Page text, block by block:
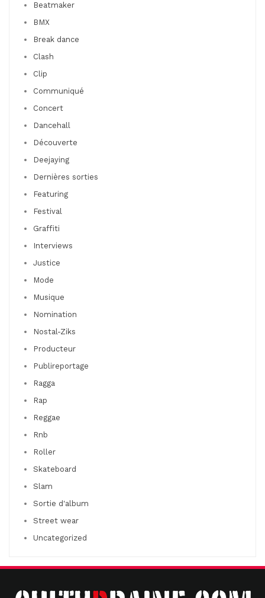
Beatmaker
BMX
Break dance
Clash
Clip
Communiqué
Concert
Dancehall
Découverte
Deejaying
Dernières sorties
Featuring
Festival
Graffiti
Interviews
Justice
Mode
Musique
Nomination
Nostal-Ziks
Producteur
Publireportage
Ragga
Rap
Reggae
Rnb
Roller
Skateboard
Slam
Sortie d'album
Street wear
Uncategorized